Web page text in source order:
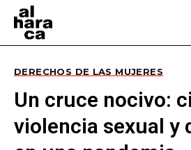
DERECHOS DE LAS MUJERES
Un cruce nocivo:
violencia sexual y